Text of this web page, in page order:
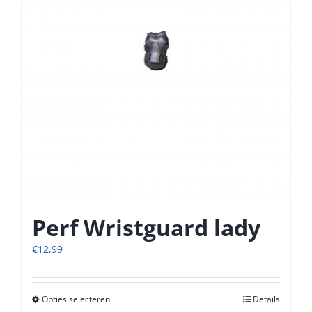
productpagina
Perf Wristguard lady
€12,99
Opties selecterenDit
Details